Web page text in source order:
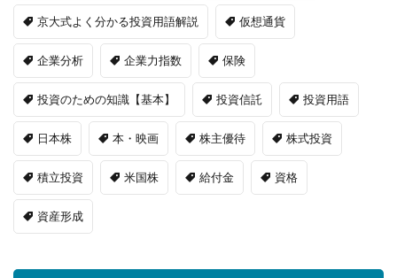
京大式よく分かる投資用語解説 仮想通貨
企業分析 企業力指数 保険
投資のための知識【基本】 投資信託 投資用語
日本株 本・映画 株主優待 株式投資
積立投資 米国株 給付金 資格
資産形成